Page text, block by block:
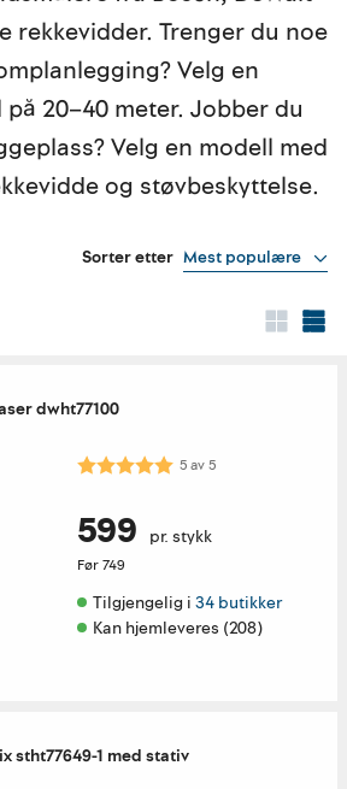
rekkevidder. Trenger du noe
Velg en
20–40 meter. Jobber du
Velg en modell med
og støvbeskyttelse.
Sorter etter Mest populære
dwht77100
Karakter: 5.0 av 5 mulige
5av5
599 pr. stykk
Før749
Tilgjengelig i 34 butikker
Kan hjemleveres (208)
stht77649-1 med stativ